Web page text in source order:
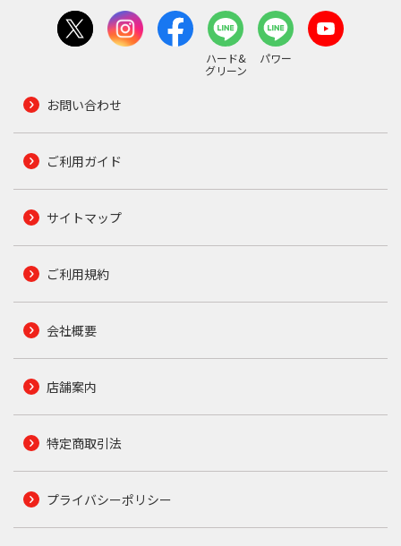
ハード&
グリーン
パワー
お問い合わせ
ご利用ガイド
サイトマップ
ご利用規約
会社概要
店舗案内
特定商取引法
プライバシーポリシー